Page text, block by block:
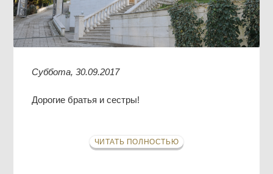
Суббота, 30.09.2017
Дорогие братья и сестры!
ЧИТАТЬ ПОЛНОСТЬЮ